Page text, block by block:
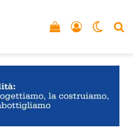
Accedi
Vedi il carrello